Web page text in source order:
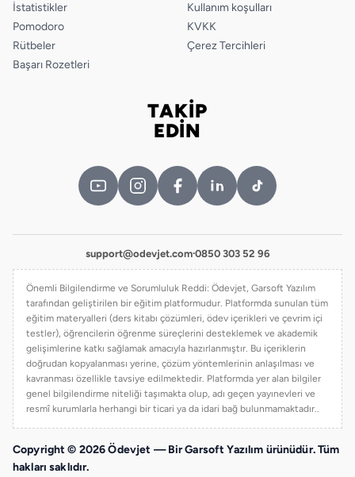
İstatistikler
Pomodoro
Rütbeler
Başarı Rozetleri
Kullanım koşulları
KVKK
Çerez Tercihleri
TAKİP
EDİN
support@odevjet.com·0850 303 52 96
Önemli Bilgilendirme ve Sorumluluk Reddi: Ödevjet, Garsoft Yazılım
tarafından geliştirilen bir eğitim platformudur. Platformda sunulan tüm
eğitim materyalleri (ders kitabı çözümleri, ödev içerikleri ve çevrim içi
testler), öğrencilerin öğrenme süreçlerini desteklemek ve akademik
gelişimlerine katkı sağlamak amacıyla hazırlanmıştır. Bu içeriklerin
doğrudan kopyalanması yerine, çözüm yöntemlerinin anlaşılması ve
kavranması özellikle tavsiye edilmektedir. Platformda yer alan bilgiler
genel bilgilendirme niteliği taşımakta olup, adı geçen yayınevleri ve
resmî kurumlarla herhangi bir ticari ya da idari bağ bulunmamaktadır..
Copyright © 2026 Ödevjet — Bir Garsoft Yazılım ürünüdür. Tüm
hakları saklıdır.